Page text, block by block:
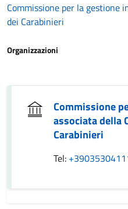
Commissione per la gestione
dei Carabinieri
Organizzazioni
Commissione
associata della
Carabinieri
Tel: